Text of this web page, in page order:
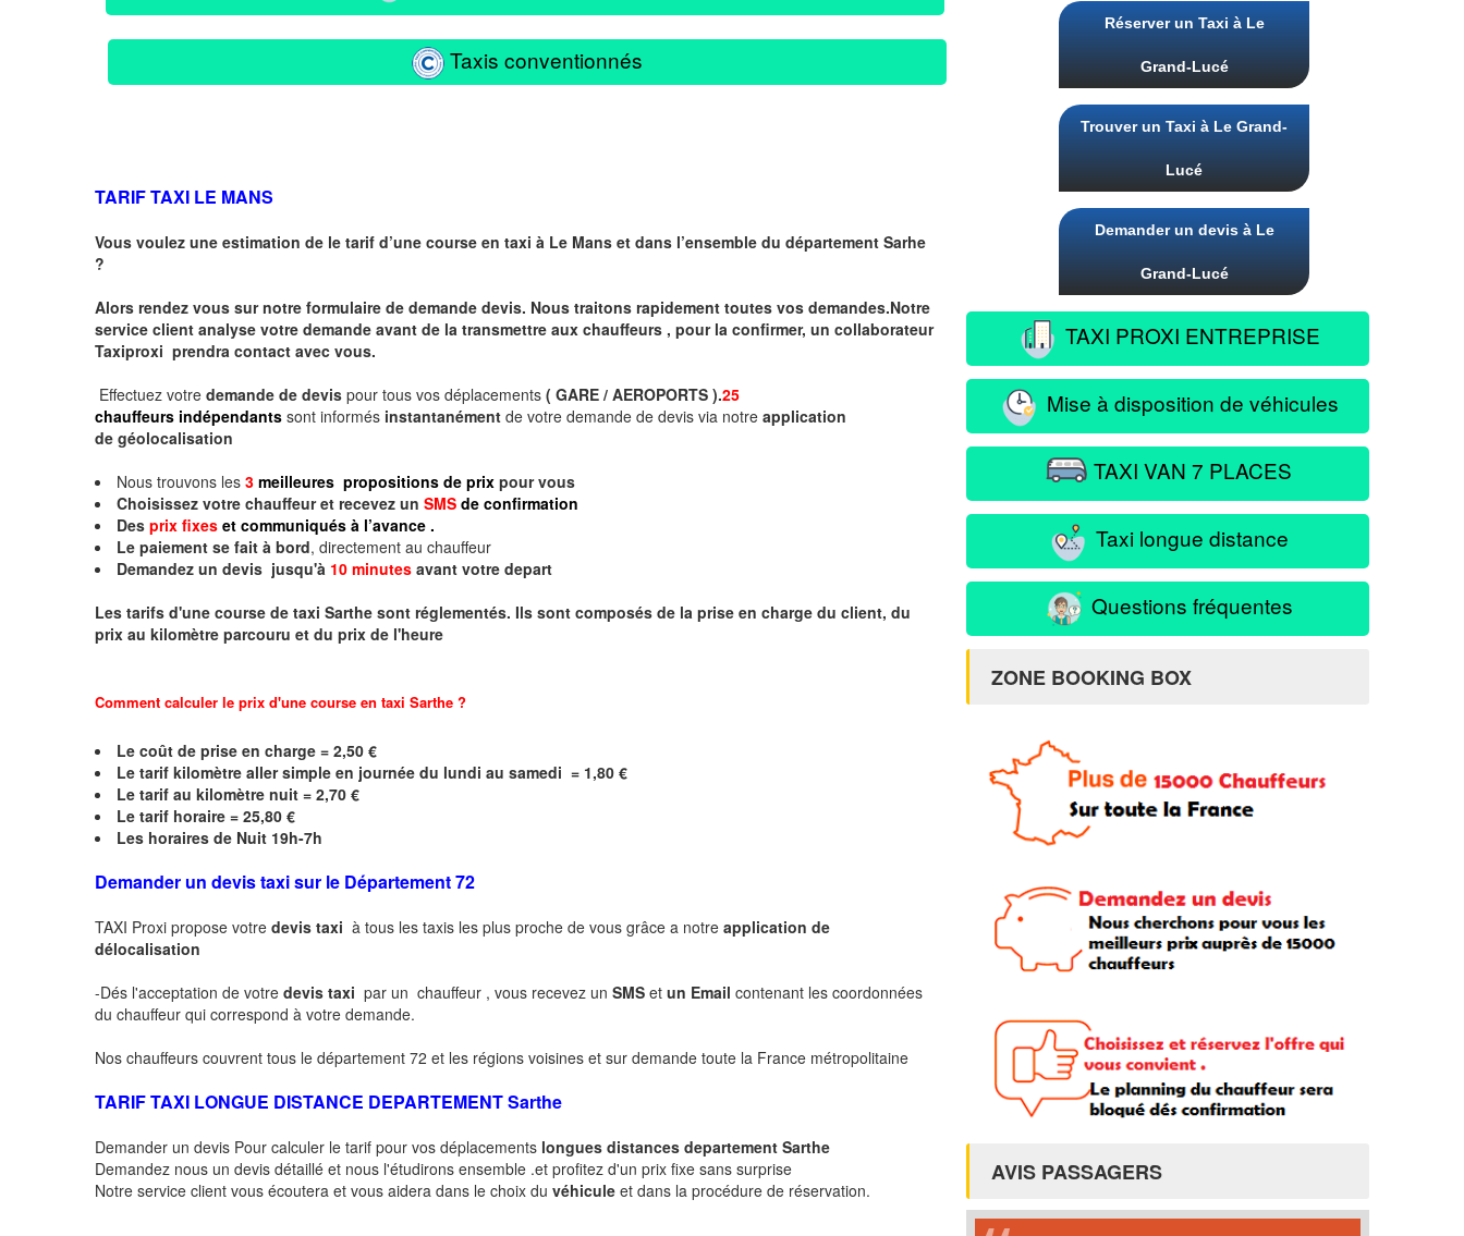
Taxis conventionnés
TARIF TAXI LE MANS
Vous voulez une estimation de le tarif d’une course en taxi à Le Mans et dans l’ensemble du département Sarhe
?
Alors rendez vous sur notre formulaire de demande devis. Nous traitons rapidement toutes vos demandes.Notre
service client analyse votre demande avant de la transmettre aux chauffeurs , pour la confirmer, un collaborateur
Taxiproxi prendra contact avec vous.
Effectuez votre demande de devis pour tous vos déplacements ( GARE / AEROPORTS ).25
chauffeurs indépendants sont informés instantanément de votre demande de devis via notre application
de géolocalisation
Nous trouvons les 3 meilleures propositions de prix pour vous
Choisissez votre chauffeur et recevez un SMS de confirmation
Des prix fixes et communiqués à l’avance .
Le paiement se fait à bord, directement au chauffeur
Demandez un devis jusqu'à 10 minutes avant votre depart
Les tarifs d'une course de taxi Sarthe sont réglementés. Ils sont composés de la prise en charge du client, du
prix au kilomètre parcouru et du prix de l'heure
Comment calculer le prix d'une course en taxi Sarthe ?
Le coût de prise en charge = 2,50 €
Le tarif kilomètre aller simple en journée du lundi au samedi = 1,80 €
Le tarif au kilomètre nuit = 2,70 €
Le tarif horaire = 25,80 €
Les horaires de Nuit 19h-7h
Demander un devis taxi sur le Département 72
TAXI Proxi propose votre devis taxi à tous les taxis les plus proche de vous grâce a notre application de
délocalisation
-Dés l'acceptation de votre devis taxi par un chauffeur , vous recevez un SMS et un Email contenant les coordonnées
du chauffeur qui correspond à votre demande.
Nos chauffeurs couvrent tous le département 72 et les régions voisines et sur demande toute la France métropolitaine
TARIF TAXI LONGUE DISTANCE DEPARTEMENTSarthe
Demander un devis Pour calculer le tarif pour vos déplacements longues distances departement Sarthe
Demandez nous un devis détaillé et nous l'étudirons ensemble .et profitez d'un prix fixe sans surprise
Notre service client vous écoutera et vous aidera dans le choix du véhicule et dans la procédure de réservation.
Réserver un Taxi à Le
Grand-Lucé
Trouver un Taxi à Le Grand-
Lucé
Demander un devis à Le
Grand-Lucé
TAXI PROXI ENTREPRISE
Mise à disposition de véhicules
TAXI VAN 7 PLACES
Taxi longue distance
Questions fréquentes
ZONE BOOKING BOX
AVIS PASSAGERS